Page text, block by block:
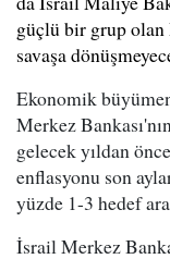
güçlü bir grup olan
savaşa
Ekonomik
Merkez
gelecek yıldan
enflasyonu son
yüzde 1-3 hedef
İsrail Merkez